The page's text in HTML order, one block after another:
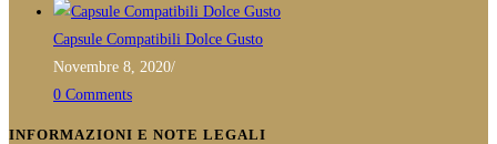
Capsule Compatibili Dolce Gusto
Novembre 8, 2020/
0 Comments
INFORMAZIONI E NOTE LEGALI